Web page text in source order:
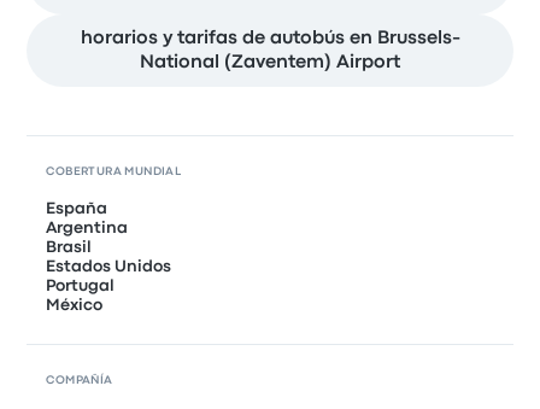
horarios y tarifas de autobús en Brussels-
National (Zaventem) Airport
COBERTURA MUNDIAL
España
Argentina
Brasil
Estados Unidos
Portugal
México
COMPAÑÍA